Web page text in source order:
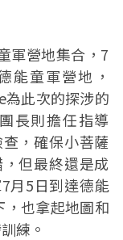
軍營地集合，7
能童軍營地，
此次的探涉的
長則擔任指導
，確保小菩薩
但最終還是成
月5日到達德能
也拿起地圖和
練。